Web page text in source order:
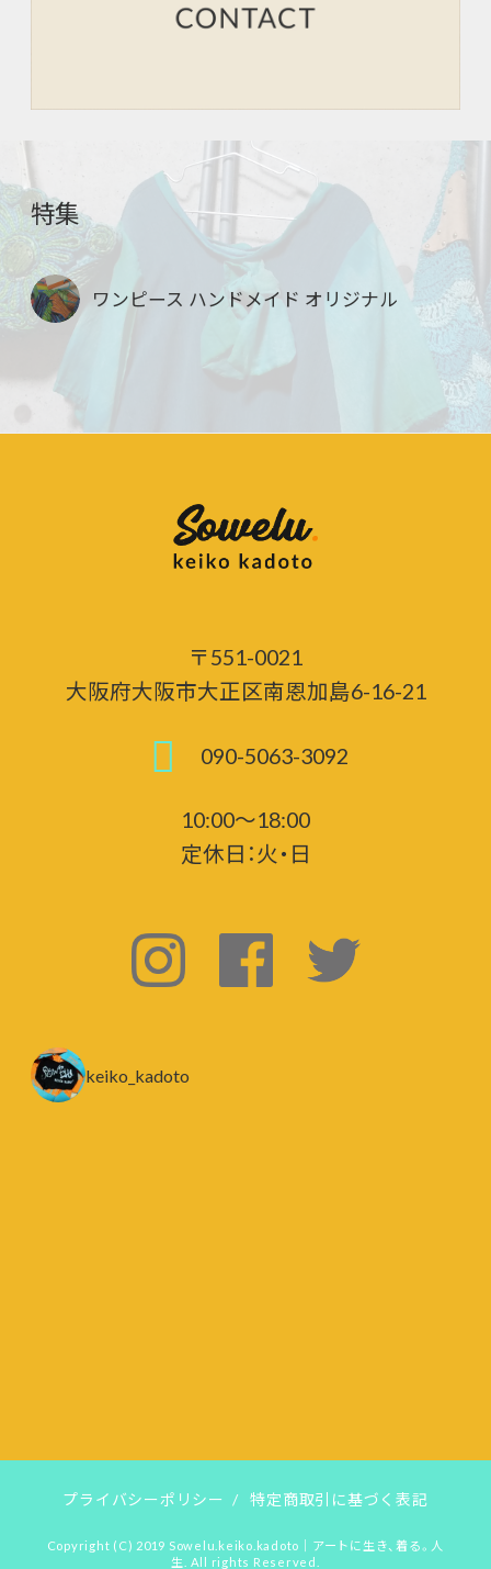
特集
ワンピース ハンドメイド オリジナル
〒551-0021
大阪府大阪市大正区南恩加島6-16-21
090-5063-3092
10:00～18:00
定休日：火・日
keiko_kadoto
プライバシーポリシー / 特定商取引に基づく表記
Copyright (C) 2019 Sowelu.keiko.kadoto｜アートに生き、着る。人
生. All rights Reserved.